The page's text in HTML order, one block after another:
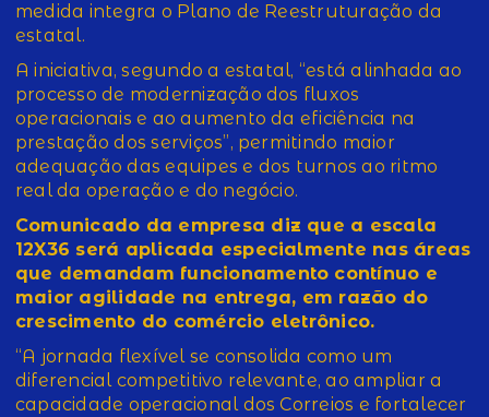
medida integra o Plano de Reestruturação da
estatal.
A iniciativa, segundo a estatal, “está alinhada ao
processo de modernização dos fluxos
operacionais e ao aumento da eficiência na
prestação dos serviços”, permitindo maior
adequação das equipes e dos turnos ao ritmo
real da operação e do negócio.
Comunicado da empresa diz que a escala
12X36 será aplicada especialmente nas áreas
que demandam funcionamento contínuo e
maior agilidade na entrega, em razão do
crescimento do comércio eletrônico.
“A jornada flexível se consolida como um
diferencial competitivo relevante, ao ampliar a
capacidade operacional dos Correios e fortalecer